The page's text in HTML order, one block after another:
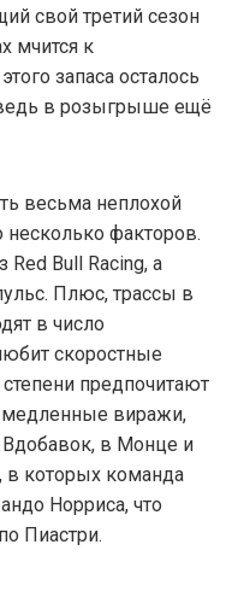
свой третий сезон
мчится к
запаса осталось
ведь в розыгрыше ещё
весьма неплохой
несколько факторов.
Bull Racing, а
Плюс, трассы в
в число
скоростные
предпочитают
медленные виражи,
Вдобавок, в Монце и
в которых команда
Норриса, что
Пиастри.